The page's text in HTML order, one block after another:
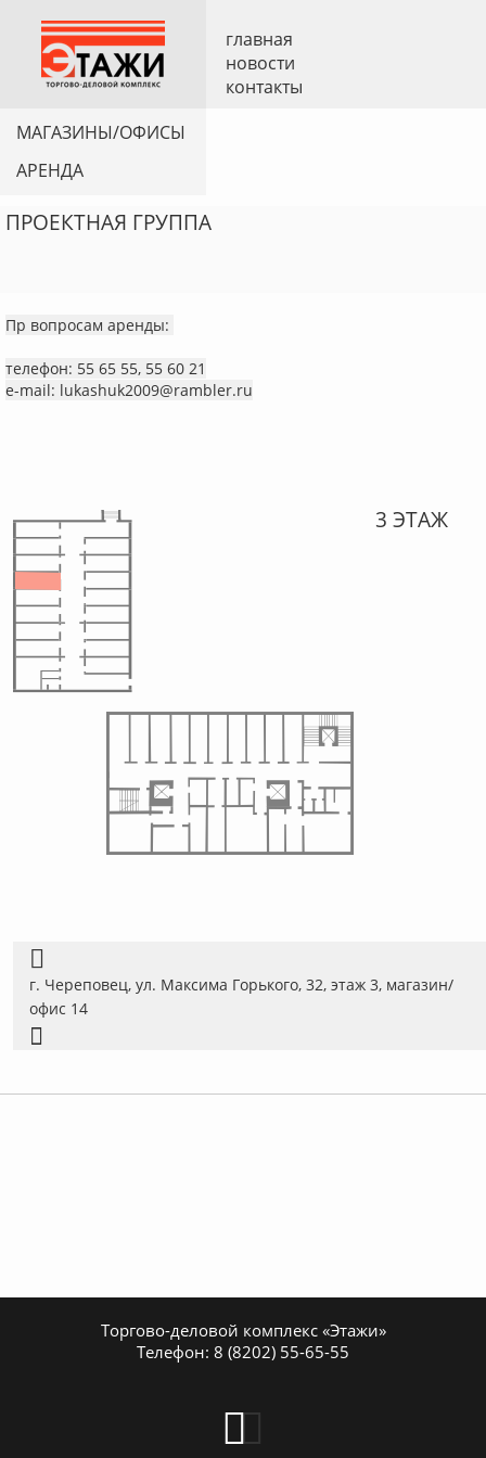
главная
новости
контакты
МАГАЗИНЫ/ОФИСЫ
АРЕНДА
ПРОЕКТНАЯ ГРУППА
Пр вопросам аренды:
телефон: 55 65 55, 55 60 21
e-mail: lukashuk2009@rambler.ru
3 ЭТАЖ
г. Череповец, ул. Максима Горького, 32, этаж 3, магазин/
офис 14
Торгово-деловой комплекс «Этажи»
Телефон: 8 (8202) 55-65-55